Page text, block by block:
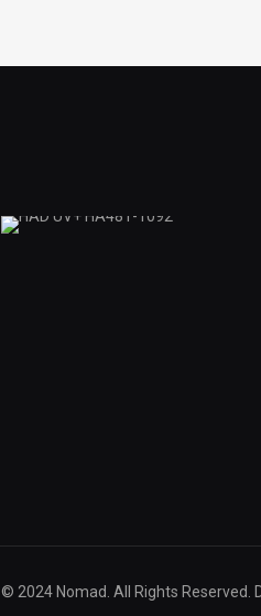
© 2024 Nomad. All Rights Reserved.